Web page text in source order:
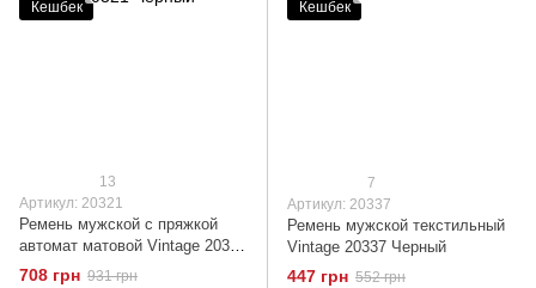
Кешбек
13
Артикул: 20321
Ремень мужской с пряжкой
автомат матовой Vintage 20321
Черный
708 грн 931 грн
Кешбек
7
Артикул: 20337
Ремень мужской текстильный
Vintage 20337 Черный
447 грн 552 грн